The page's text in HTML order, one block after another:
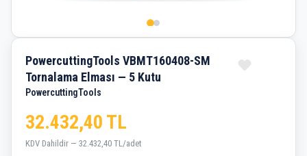
PowercuttingTools VBMT160408-SM
Tornalama Elması — 5 Kutu
PowercuttingTools
32.432,40 TL
KDV Dahildir — 32.432,40 TL/adet